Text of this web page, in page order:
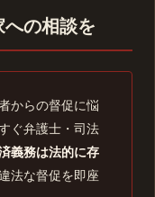
の相談を
からの督促に悩
ぐ弁護士・司法
義務は法的に存
法な督促を即座